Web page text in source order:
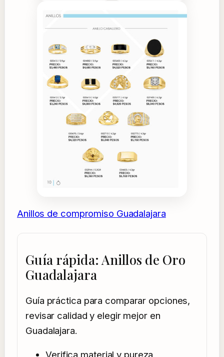
Anillos de compromiso Guadalajara
Guía rápida: Anillos de Oro
Guadalajara
Guía práctica para comparar opciones,
revisar calidad y elegir mejor en
Guadalajara.
Verifica material y pureza